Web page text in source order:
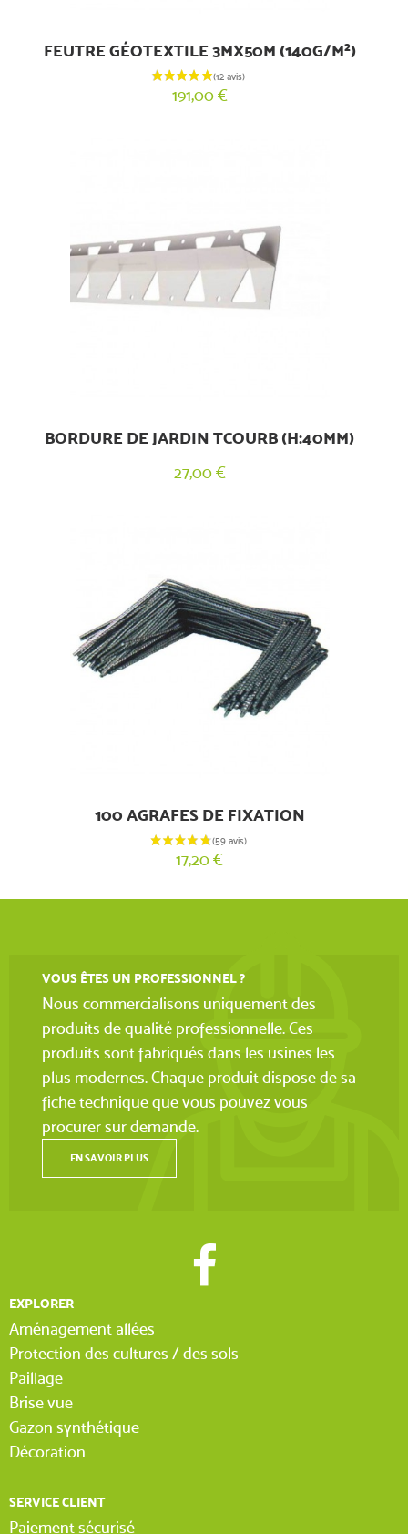
FEUTRE GÉOTEXTILE 3MX50M (140G/M²)
191,00 €
BORDURE DE JARDIN TCOURB (H:40MM)
27,00 €
100 AGRAFES DE FIXATION
17,20 €
VOUS ÊTES UN PROFESSIONNEL ?
Nous commercialisons uniquement des
produits de qualité professionnelle. Ces
produits sont fabriqués dans les usines les
plus modernes. Chaque produit dispose de sa
fiche technique que vous pouvez vous
procurer sur demande.
EN SAVOIR PLUS
EXPLORER
Aménagement allées
Protection des cultures / des sols
Paillage
Brise vue
Gazon synthétique
Décoration
SERVICE CLIENT
Paiement sécurisé